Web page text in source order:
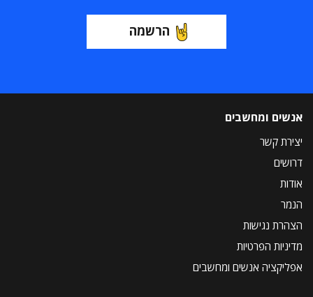
הרשמה
אנשים ומחשבים
יצירת קשר
דרושים
אודות
הנמר
הצהרת נגישות
מדיניות הפרטיות
אפליקציה אנשים ומחשבים